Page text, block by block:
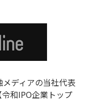
ディアの当社代表
和IPO企業トップ